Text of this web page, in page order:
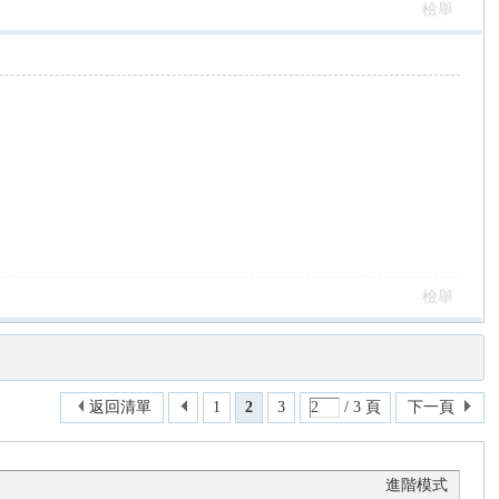
檢舉
檢舉
1 2 3 / 3 頁 下一頁
返回清單
進階模式